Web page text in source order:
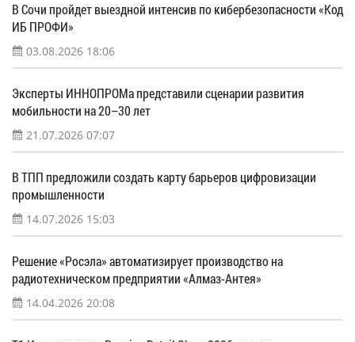
В Сочи пройдет выездной интенсив по кибербезопасности «Код
ИБ ПРОФИ»
03.08.2026 18:06
Эксперты ИННОПРОМа представили сценарии развития
мобильности на 20–30 лет
21.07.2026 07:07
В ТПП предложили создать карту барьеров цифровизации
промышленности
14.07.2026 15:03
Решение «Росэла» автоматизирует производство на
радиотехническом предприятии «Алмаз-Антея»
14.04.2026 20:08